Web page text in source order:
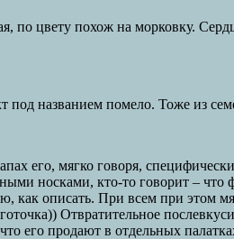
по цвету похож на морковку.
названием помело. Тоже из
его, мягко говоря,
носками, кто-то говорит –
как описать. При всем при этом
Отвратительное
его продают в отдельных